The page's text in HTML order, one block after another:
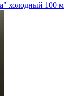
холодный 100 м